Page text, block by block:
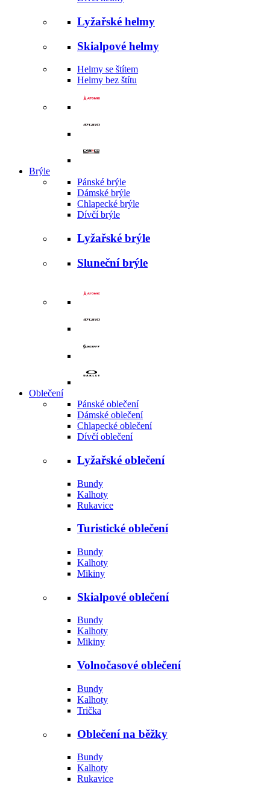
Lyžařské helmy
Skialpové helmy
Helmy se štítem
Helmy bez štítu
Brýle
Pánské brýle
Dámské brýle
Chlapecké brýle
Dívčí brýle
Lyžařské brýle
Sluneční brýle
Oblečení
Pánské oblečení
Dámské oblečení
Chlapecké oblečení
Dívčí oblečení
Lyžařské oblečení
Bundy
Kalhoty
Rukavice
Turistické oblečení
Bundy
Kalhoty
Mikiny
Skialpové oblečení
Bundy
Kalhoty
Mikiny
Volnočasové oblečení
Bundy
Kalhoty
Trička
Oblečení na běžky
Bundy
Kalhoty
Rukavice